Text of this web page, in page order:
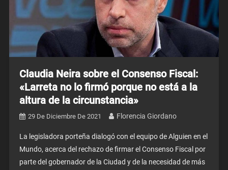
Claudia Neira sobre el Consenso Fiscal:
«Larreta no lo firmó porque no está a la
altura de la circunstancia»
29 De Diciembre De 2021 Florencia Giordano
La legisladora porteña dialogó con el equipo de Alguien en el
Mundo, acerca del rechazo de firmar el Consenso Fiscal por
parte del gobernador de la Ciudad y de la necesidad de más